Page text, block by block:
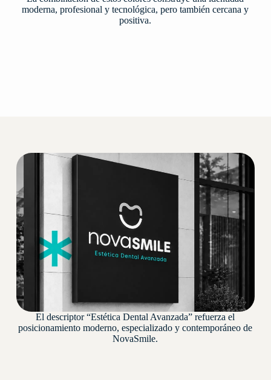
moderna, profesional y tecnológica, pero también cercana y
positiva.
El descriptor “Estética Dental Avanzada” refuerza el
posicionamiento moderno, especializado y contemporáneo de
NovaSmile.